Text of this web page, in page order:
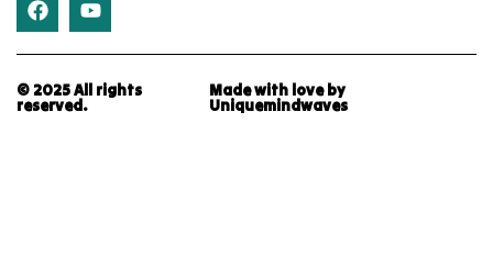
© 2025 All rights
reserved.
Made with love by
Uniquemindwaves